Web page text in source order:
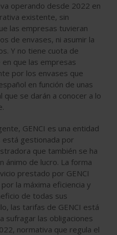
operando desde 2022 en
existente, sin
las empresas tuvieran
de envases, ni asumir la
Y no tiene cuota de
que las empresas
por los envases que
en función de unas
se darán a conocer a lo
GENCI es una entidad
está gestionada por
que también se ha
ánimo de lucro. La forma
prestado por GENCI
la máxima eficiencia y
de todas sus
las tarifas de GENCI está
sufragar las obligaciones
normativa que regula el